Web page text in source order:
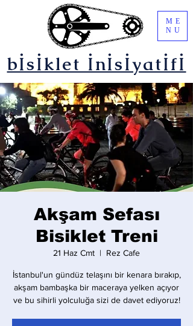
bİsİklet İnİsİyatİfİ
ME
NU
Akşam Sefası
Bisiklet Treni
21 Haz Cmt
  |
Rez Cafe
İstanbul'un gündüz telaşını bir kenara bırakıp,
akşam bambaşka bir maceraya yelken açıyor
ve bu sihirli yolculuğa sizi de davet ediyoruz!